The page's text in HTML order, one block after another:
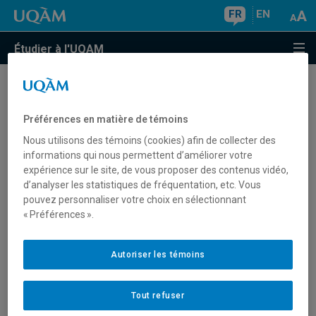
FR EN
Étudier à l'UQAM
Comment obtenir le courriel d'un
responsable de programme, d'un
professeur, d'un chargé de cours ou
d'un employé de l'UQAM?
courriel d'un responsable de programme, d'un professeur,
d'un chargé de cours ou d'un employé de l'UQAM. De plus,
lerépertoire des professeurspermet de consulter les
domaines d'expertise des enseignants.
Préférences en matière de témoins
Nous utilisons des témoins (cookies) afin de collecter des
informations qui nous permettent d’améliorer votre
expérience sur le site, de vous proposer des contenus vidéo,
d’analyser les statistiques de fréquentation, etc. Vous
pouvez personnaliser votre choix en sélectionnant
« Préférences ».
Tout refuser
Autoriser les témoins